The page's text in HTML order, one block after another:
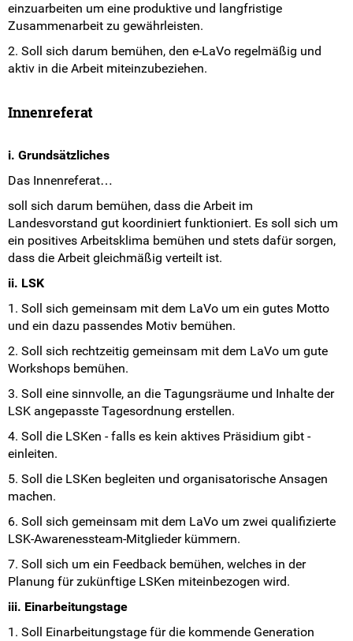
einzuarbeiten um eine produktive und langfristige
Zusammenarbeit zu gewährleisten.
2. Soll sich darum bemühen, den e-LaVo regelmäßig und
aktiv in die Arbeit miteinzubeziehen.
Innenreferat
i. Grundsätzliches
Das Innenreferat…
soll sich darum bemühen, dass die Arbeit im
Landesvorstand gut koordiniert funktioniert. Es soll sich um
ein positives Arbeitsklima bemühen und stets dafür sorgen,
dass die Arbeit gleichmäßig verteilt ist.
ii. LSK
1. Soll sich gemeinsam mit dem LaVo um ein gutes Motto
und ein dazu passendes Motiv bemühen.
2. Soll sich rechtzeitig gemeinsam mit dem LaVo um gute
Workshops bemühen.
3. Soll eine sinnvolle, an die Tagungsräume und Inhalte der
LSK angepasste Tagesordnung erstellen.
4. Soll die LSKen - falls es kein aktives Präsidium gibt -
einleiten.
5. Soll die LSKen begleiten und organisatorische Ansagen
machen.
6. Soll sich gemeinsam mit dem LaVo um zwei qualifizierte
LSK-Awarenessteam-Mitglieder kümmern.
7. Soll sich um ein Feedback bemühen, welches in der
Planung für zukünftige LSKen miteinbezogen wird.
iii. Einarbeitungstage
1. Soll Einarbeitungstage für die kommende Generation